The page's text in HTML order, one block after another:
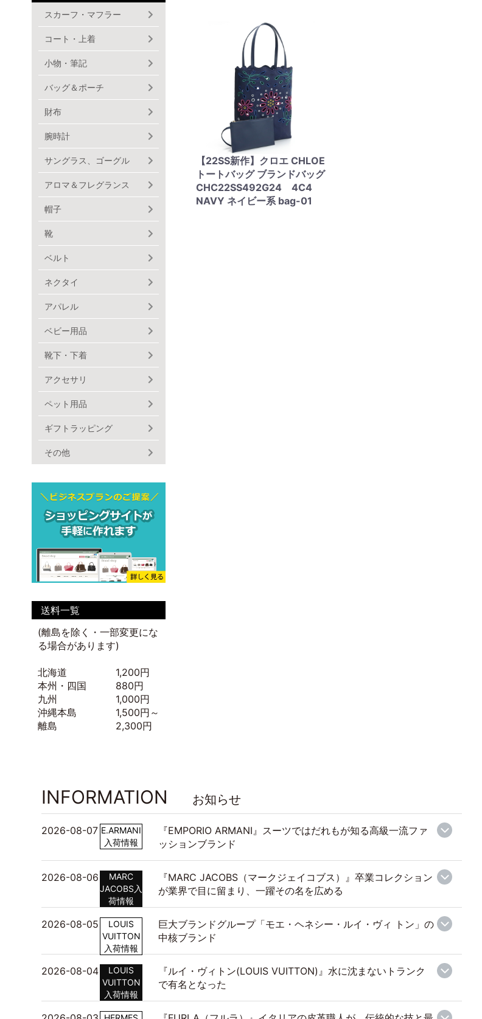
スカーフ・マフラー
コート・上着
小物・筆記
バッグ＆ポーチ
財布
腕時計
サングラス、ゴーグル
アロマ＆フレグランス
帽子
靴
ベルト
ネクタイ
アパレル
ベビー用品
靴下・下着
アクセサリ
ペット用品
ギフトラッピング
その他
送料一覧
(離島を除く・一部変更にな
る場合があります)
北海道 1,200円
本州・四国 880円
九州 1,000円
沖縄本島 1,500円～
離島 2,300円
【22SS新作】クロエ CHLOE
トートバッグ ブランドバッグ
CHC22SS492G24 4C4
NAVY ネイビー系 bag-01
INFORMATION お知らせ
2026-08-07 E.ARMANI
入荷情報
『EMPORIO ARMANI』スーツではだれもが知る高級一流ファ
ッションブランド
2026-08-06
MARC
JACOBS入
荷情報
『MARC JACOBS（マークジェイコブス）』卒業コレクション
が業界で目に留まり、一躍その名を広める
2026-08-05
LOUIS
VUITTON
入荷情報
巨大ブランドグループ「モエ・ヘネシー・ルイ・ヴィ トン」の
中核ブランド
2026-08-04
LOUIS
VUITTON
入荷情報
『ルイ・ヴィトン(LOUIS VUITTON)』水に沈まないトランク
で有名となった